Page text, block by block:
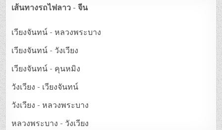
เส้นทางรถไฟลาว - จีน
เวียงจันทน์ - หลวงพระบาง
เวียงจันทน์ - วังเวียง
เวียงจันทน์ - คุนหมิง
วังเวียง - เวียงจันทน์
วังเวียง - หลวงพระบาง
หลวงพระบาง - วังเวียง